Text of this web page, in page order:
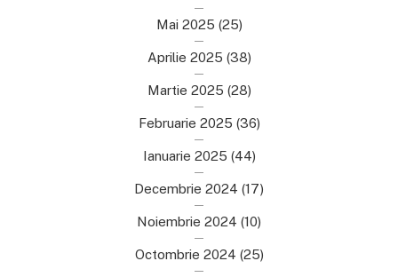
Mai 2025 (25)
Aprilie 2025 (38)
Martie 2025 (28)
Februarie 2025 (36)
Ianuarie 2025 (44)
Decembrie 2024 (17)
Noiembrie 2024 (10)
Octombrie 2024 (25)